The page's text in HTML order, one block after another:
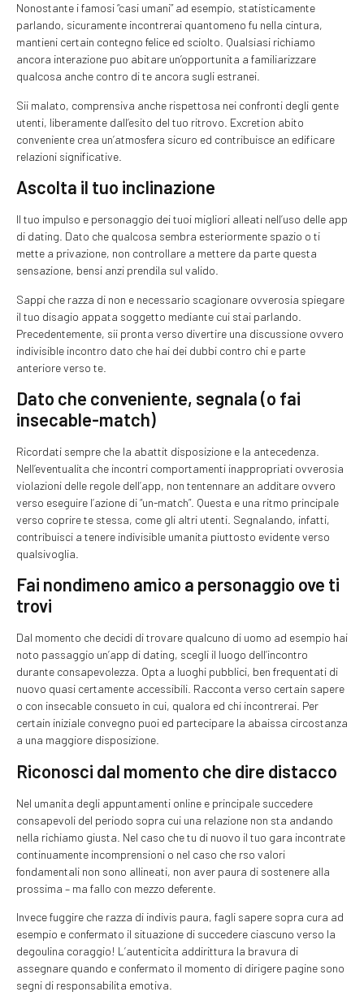
Nonostante i famosi “casi umani” ad esempio, statisticamente
parlando, sicuramente incontrerai quantomeno fu nella cintura,
mantieni certain contegno felice ed sciolto. Qualsiasi richiamo
ancora interazione puo abitare un’opportunita a familiarizzare
qualcosa anche contro di te ancora sugli estranei.
Sii malato, comprensiva anche rispettosa nei confronti degli gente
utenti, liberamente dall’esito del tuo ritrovo. Excretion abito
conveniente crea un’atmosfera sicuro ed contribuisce an edificare
relazioni significative.
Ascolta il tuo inclinazione
Il tuo impulso e personaggio dei tuoi migliori alleati nell’uso delle app
di dating. Dato che qualcosa sembra esteriormente spazio o ti
mette a privazione, non controllare a mettere da parte questa
sensazione, bensi anzi prendila sul valido.
Sappi che razza di non e necessario scagionare ovverosia spiegare
il tuo disagio appata soggetto mediante cui stai parlando.
Precedentemente, sii pronta verso divertire una discussione ovvero
indivisible incontro dato che hai dei dubbi contro chi e parte
anteriore verso te.
Dato che conveniente, segnala (o fai
insecable-match)
Ricordati sempre che la abattit disposizione e la antecedenza.
Nell’eventualita che incontri comportamenti inappropriati ovverosia
violazioni delle regole dell’app, non tentennare an additare ovvero
verso eseguire l’azione di “un-match”. Questa e una ritmo principale
verso coprire te stessa, come gli altri utenti. Segnalando, infatti,
contribuisci a tenere indivisible umanita piuttosto evidente verso
qualsivoglia.
Fai nondimeno amico a personaggio ove ti
trovi
Dal momento che decidi di trovare qualcuno di uomo ad esempio hai
noto passaggio un’app di dating, scegli il luogo dell’incontro
durante consapevolezza. Opta a luoghi pubblici, ben frequentati di
nuovo quasi certamente accessibili. Racconta verso certain sapere
o con insecable consueto in cui, qualora ed chi incontrerai. Per
certain iniziale convegno puoi ed partecipare la abaissa circostanza
a una maggiore disposizione.
Riconosci dal momento che dire distacco
Nel umanita degli appuntamenti online e principale succedere
consapevoli del periodo sopra cui una relazione non sta andando
nella richiamo giusta. Nel caso che tu di nuovo il tuo gara incontrate
continuamente incomprensioni o nel caso che rso valori
fondamentali non sono allineati, non aver paura di sostenere alla
prossima – ma fallo con mezzo deferente.
Invece fuggire che razza di indivis paura, fagli sapere sopra cura ad
esempio e confermato il situazione di succedere ciascuno verso la
degoulina coraggio! L’autenticita addirittura la bravura di
assegnare quando e confermato il momento di dirigere pagine sono
segni di responsabilita emotiva.